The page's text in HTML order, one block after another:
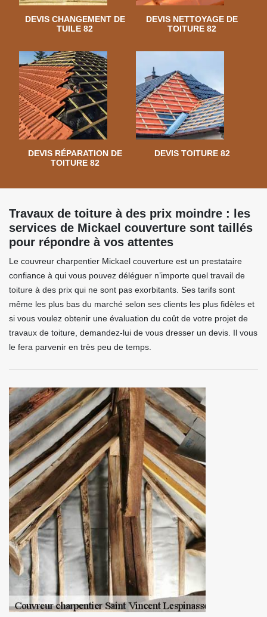
DEVIS CHANGEMENT DE
TUILE 82
DEVIS NETTOYAGE DE
TOITURE 82
DEVIS RÉPARATION DE
TOITURE 82
DEVIS TOITURE 82
Travaux de toiture à des prix moindre : les
services de Mickael couverture sont taillés
pour répondre à vos attentes
Le couvreur charpentier Mickael couverture est un prestataire
confiance à qui vous pouvez déléguer n’importe quel travail de
toiture à des prix qui ne sont pas exorbitants. Ses tarifs sont
même les plus bas du marché selon ses clients les plus fidèles et
si vous voulez obtenir une évaluation du coût de votre projet de
travaux de toiture, demandez-lui de vous dresser un devis. Il vous
le fera parvenir en très peu de temps.